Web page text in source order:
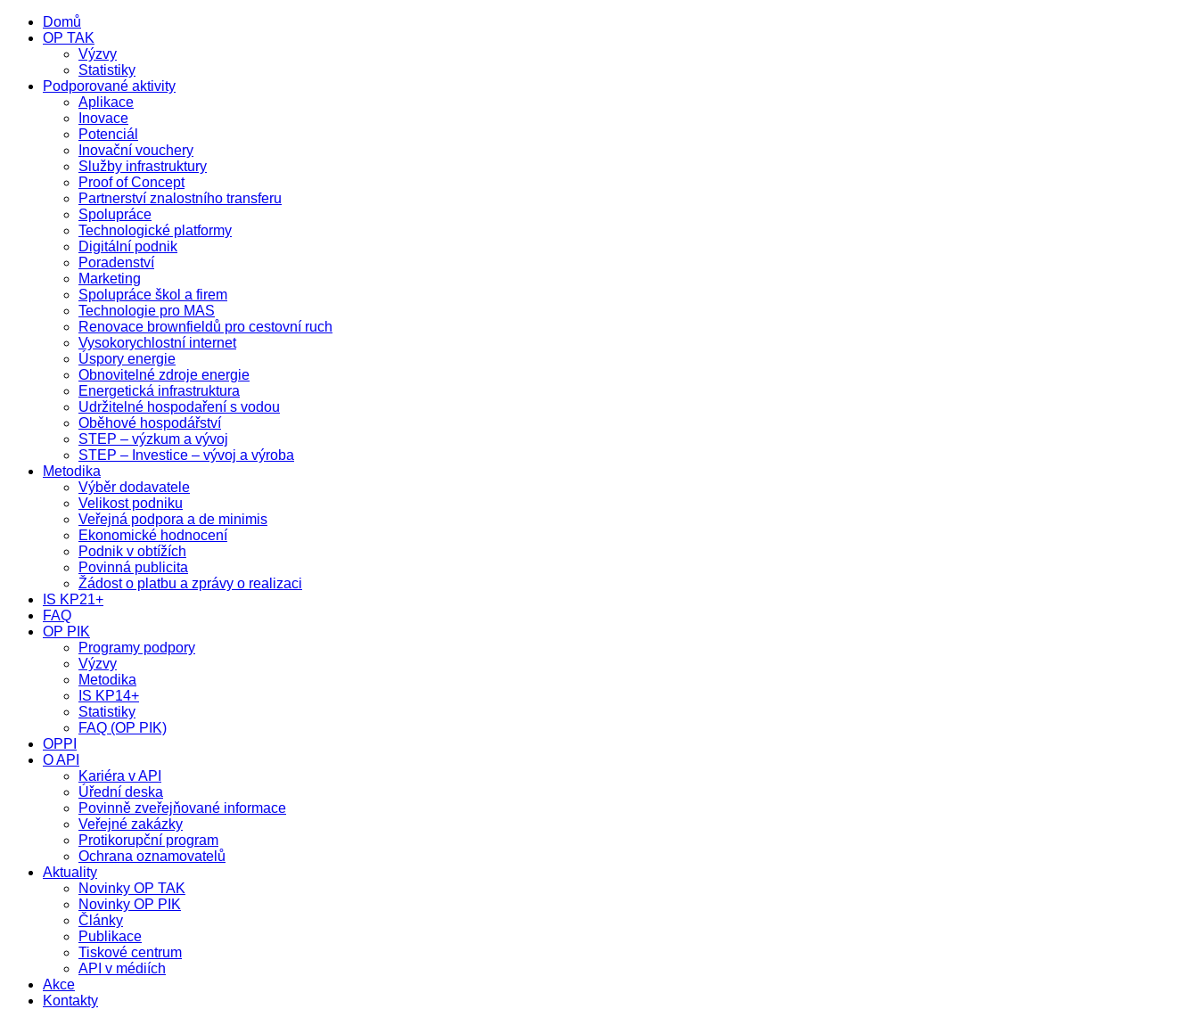
Domů
OP TAK
Výzvy
Statistiky
Podporované aktivity
Aplikace
Inovace
Potenciál
Inovační vouchery
Služby infrastruktury
Proof of Concept
Partnerství znalostního transferu
Spolupráce
Technologické platformy
Digitální podnik
Poradenství
Marketing
Spolupráce škol a firem
Technologie pro MAS
Renovace brownfieldů pro cestovní ruch
Vysokorychlostní internet
Úspory energie
Obnovitelné zdroje energie
Energetická infrastruktura
Udržitelné hospodaření s vodou
Oběhové hospodářství
STEP – výzkum a vývoj
STEP – Investice – vývoj a výroba
Metodika
Výběr dodavatele
Velikost podniku
Veřejná podpora a de minimis
Ekonomické hodnocení
Podnik v obtížích
Povinná publicita
Žádost o platbu a zprávy o realizaci
IS KP21+
FAQ
OP PIK
Programy podpory
Výzvy
Metodika
IS KP14+
Statistiky
FAQ (OP PIK)
OPPI
O API
Kariéra v API
Úřední deska
Povinně zveřejňované informace
Veřejné zakázky
Protikorupční program
Ochrana oznamovatelů
Aktuality
Novinky OP TAK
Novinky OP PIK
Články
Publikace
Tiskové centrum
API v médiích
Akce
Kontakty